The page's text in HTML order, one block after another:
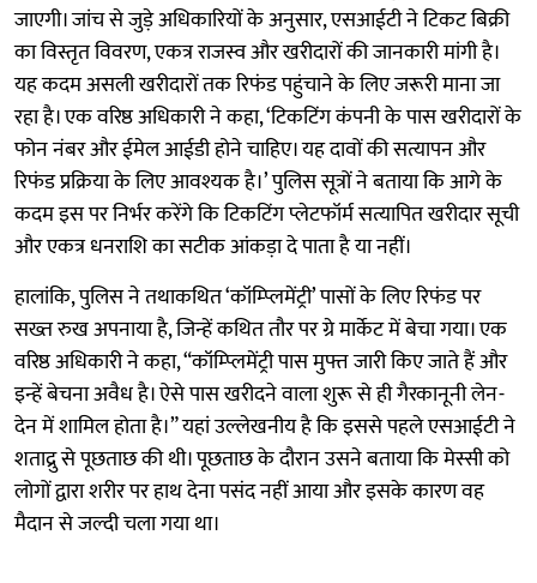
जाएगी। जांच से जुड़े अधिकारियों के अनुसार, एसआईटी ने टिकट बिक्री
का विस्तृत विवरण, एकत्र राजस्व और खरीदारों की जानकारी मांगी है।
यह कदम असली खरीदारों तक रिफंड पहुंचाने के लिए जरूरी माना जा
रहा है। एक वरिष्ठ अधिकारी ने कहा, ‘टिकटिंग कंपनी के पास खरीदारों के
फोन नंबर और ईमेल आईडी होने चाहिए। यह दावों की सत्यापन और
रिफंड प्रक्रिया के लिए आवश्यक है।’ पुलिस सूत्रों ने बताया कि आगे के
कदम इस पर निर्भर करेंगे कि टिकटिंग प्लेटफॉर्म सत्यापित खरीदार सूची
और एकत्र धनराशि का सटीक आंकड़ा दे पाता है या नहीं।
हालांकि, पुलिस ने तथाकथित ‘कॉम्प्लिमेंट्री’ पासों के लिए रिफंड पर
सख्त रुख अपनाया है, जिन्हें कथित तौर पर ग्रे मार्केट में बेचा गया। एक
वरिष्ठ अधिकारी ने कहा, “कॉम्प्लिमेंट्री पास मुफ्त जारी किए जाते हैं और
इन्हें बेचना अवैध है। ऐसे पास खरीदने वाला शुरू से ही गैरकानूनी लेन-
देन में शामिल होता है।” यहां उल्लेखनीय है कि इससे पहले एसआईटी ने
शताद्रु से पूछताछ की थी। पूछताछ के दौरान उसने बताया कि मेस्सी को
लोगों द्वारा शरीर पर हाथ देना पसंद नहीं आया और इसके कारण वह
मैदान से जल्दी चला गया था।